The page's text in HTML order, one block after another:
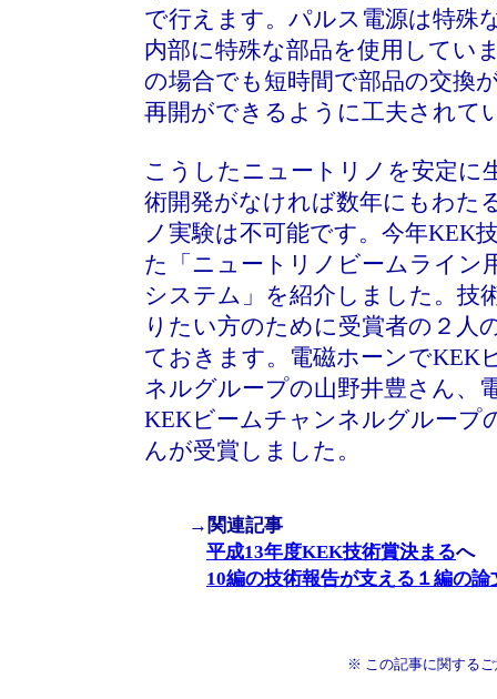
で行えます。パルス電源は特殊
内部に特殊な部品を使用してい
の場合でも短時間で部品の交換
再開ができるように工夫されて
こうしたニュートリノを安定に
術開発がなければ数年にもわた
ノ実験は不可能です。今年KEK
た「ニュートリノビームライン
システム」を紹介しました。技
りたい方のために受賞者の２人
ておきます。電磁ホーンでKEK
ネルグループの山野井豊さん、
KEKビームチャンネルグループ
んが受賞しました。
→関連記事
平成13年度KEK技術賞決まるへ
10編の技術報告が支える１編の論
※ この記事に関する